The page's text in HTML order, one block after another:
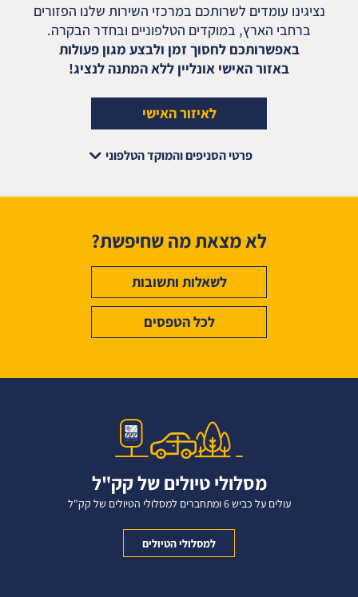
נציגינו עומדים לשרותכם במרכזי השירות שלנו הפזורים
ברחבי הארץ, במוקדים הטלפוניים ובחדר הבקרה.
באפשרותכם לחסוך זמן ולבצע מגון פעולות
באזור האישי אונליין ללא המתנה לנציג!
לאיזור האישי
פרטי הסניפים והמוקד הטלפוני
לא מצאת מה שחיפשת?
לשאלות ותשובות
לכל הטפסים
מסלולי טיולים של קק"ל
עולים על כביש 6 ומתחברים למסלולי הטיולים של קק"ל
למסלולי הטיולים